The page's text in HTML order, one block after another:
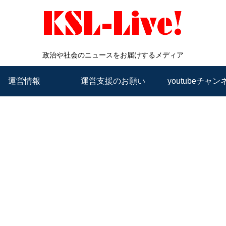
政治や社会のニュースをお届けするメディア
運営情報 運営支援のお願い youtubeチャン